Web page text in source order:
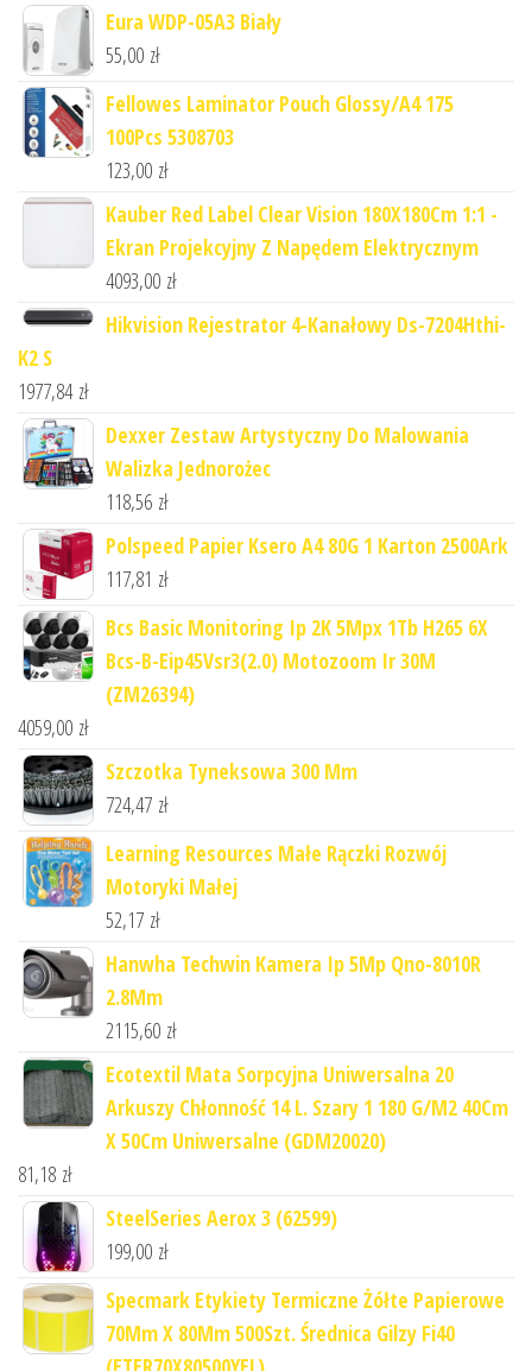
Eura WDP-05A3 Biały
55,00 zł
Fellowes Laminator Pouch Glossy/A4 175
100Pcs 5308703
123,00 zł
Kauber Red Label Clear Vision 180X180Cm 1:1 -
Ekran Projekcyjny Z Napędem Elektrycznym
4093,00 zł
Hikvision Rejestrator 4-Kanałowy Ds-7204Hthi-
K2 S
1977,84 zł
Dexxer Zestaw Artystyczny Do Malowania
Walizka Jednorożec
118,56 zł
Polspeed Papier Ksero A4 80G 1 Karton 2500Ark
117,81 zł
Bcs Basic Monitoring Ip 2K 5Mpx 1Tb H265 6X
Bcs-B-Eip45Vsr3(2.0) Motozoom Ir 30M
(ZM26394)
4059,00 zł
Szczotka Tyneksowa 300 Mm
724,47 zł
Learning Resources Małe Rączki Rozwój
Motoryki Małej
52,17 zł
Hanwha Techwin Kamera Ip 5Mp Qno-8010R
2.8Mm
2115,60 zł
Ecotextil Mata Sorpcyjna Uniwersalna 20
Arkuszy Chłonność 14 L. Szary 1 180 G/M2 40Cm
X 50Cm Uniwersalne (GDM20020)
81,18 zł
SteelSeries Aerox 3 (62599)
199,00 zł
Specmark Etykiety Termiczne Żółte Papierowe
70Mm X 80Mm 500Szt. Średnica Gilzy Fi40